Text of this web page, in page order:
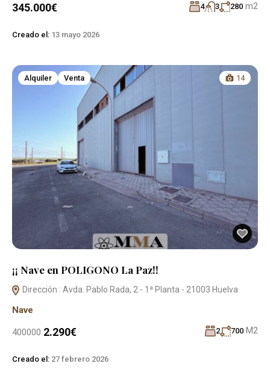
345.000€ 4 3 280 m2
Creado el: 13 mayo 2026
Alquiler Venta 14
¡¡ Nave en POLIGONO La Paz!!
Dirección : Avda. Pablo Rada, 2 - 1ª Planta - 21003 Huelva
Nave
400000 2.290€ 2 700 M2
Creado el: 27 febrero 2026